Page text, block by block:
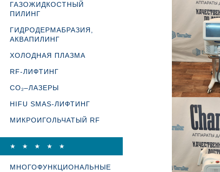
ГАЗОЖИДКОСТНЫЙ
ПИЛИНГ
ГИДРОДЕРМАБРАЗИЯ,
АКВАПИЛИНГ
ХОЛОДНАЯ ПЛАЗМА
RF-ЛИФТИНГ
CO₂–ЛАЗЕРЫ
HIFU SMAS-ЛИФТИНГ
МИКРОИГОЛЬЧАТЫЙ RF
★ ★ ★ ★ ★
МНОГОФУНКЦИОНАЛЬНЫЕ